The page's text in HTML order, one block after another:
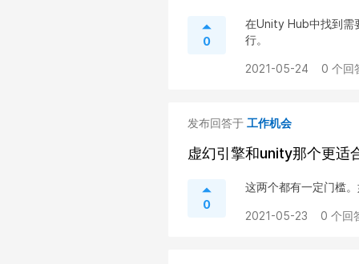
0
在Unity Hub中找到需
行。
2021-05-24 0 个回
发布回答于 工作机会
虚幻引擎和unity那个更适
0
这两个都有一定门槛
2021-05-23 0 个回